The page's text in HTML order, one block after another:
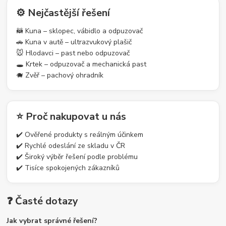
⚙️ Nejčastější řešení
🦝 Kuna – sklopec, vábidlo a odpuzovač
🚗 Kuna v autě – ultrazvukový plašič
🐭 Hlodavci – past nebo odpuzovač
🕳️ Krtek – odpuzovač a mechanická past
🐗 Zvěř – pachový ohradník
⭐ Proč nakupovat u nás
✔️ Ověřené produkty s reálným účinkem
✔️ Rychlé odeslání ze skladu v ČR
✔️ Široký výběr řešení podle problému
✔️ Tisíce spokojených zákazníků
❓ Časté dotazy
Jak vybrat správné řešení?